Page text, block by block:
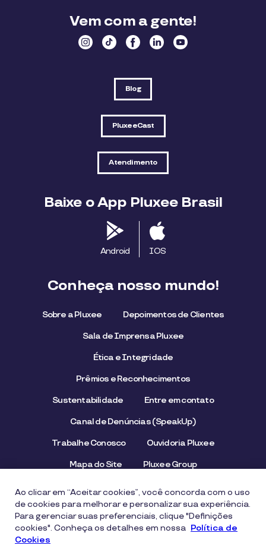
Vem com a gente!
Blog
PluxeeCast
Atendimento
Baixe o App Pluxee Brasil
Android IOS
Conheça nosso mundo!
Sobre a Pluxee Depoimentos de Clientes
Sala de Imprensa Pluxee
Ética e Integridade
Prêmios e Reconhecimentos
Sustentabilidade Entre em contato
Canal de Denúncias (SpeakUp)
Trabalhe Conosco Ouvidoria Pluxee
Mapa do Site Pluxee Group
Aviso de Privacidade Termos de uso
Ao clicar em “Aceitar cookies”, você concorda com o uso
de cookies para melhorar e personalizar sua experiência.
Para gerenciar suas preferenciais, clique "Definições
cookies". Conheça os detalhes em nossa Política de
Cookies